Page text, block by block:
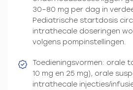
30–80 mg per dag in
Pediatrische startdosis
intrathecale doseringen
volgens pompinstellingen.
Toedieningsvormen: orale
10 mg en 25 mg), orale
intrathecale injecties/